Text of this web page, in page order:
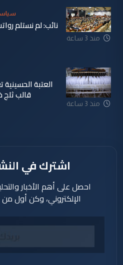
منذ 3 ساعة
نائب: لم نستلم
منذ 3 ساعة
قالب ثلج
اشترك في
احصل على أهم الأخبار
الإلكتروني، وكن أول